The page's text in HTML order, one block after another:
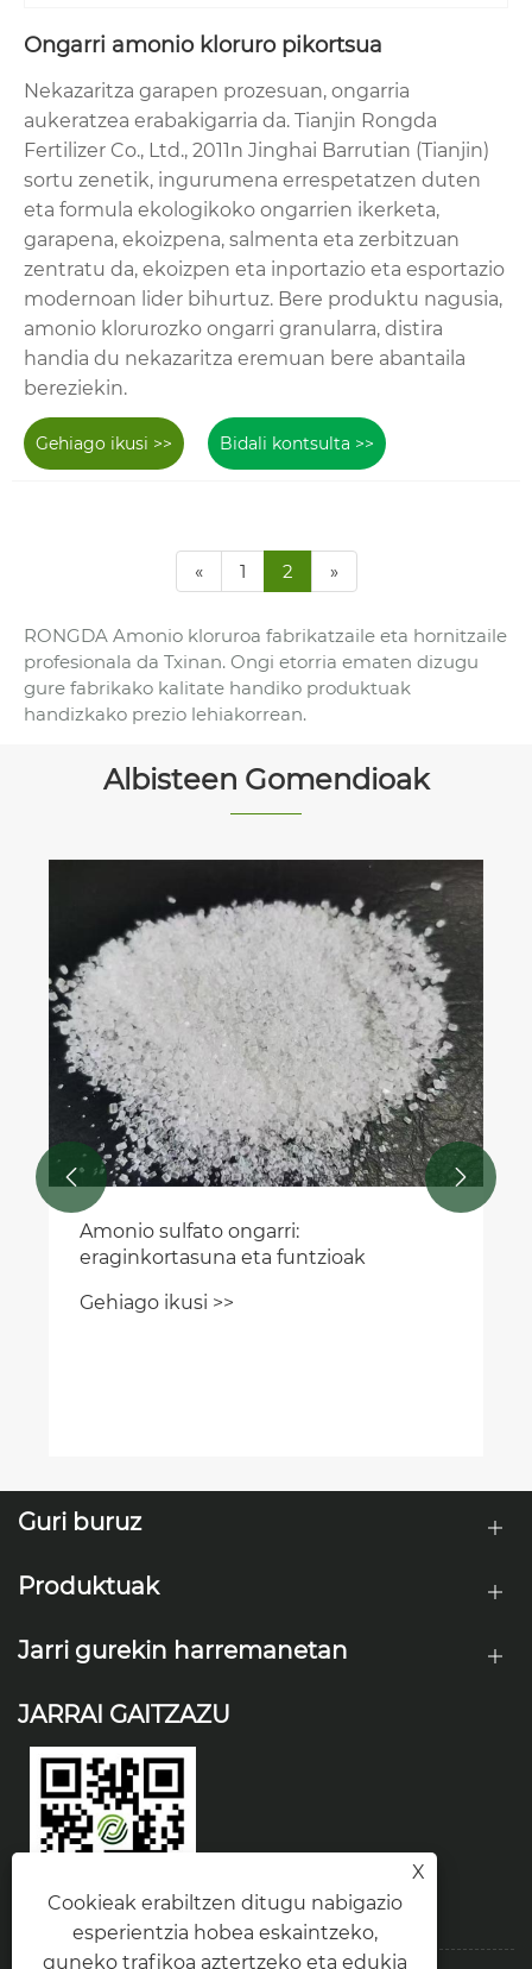
Ongarri amonio kloruro pikortsua
Nekazaritza garapen prozesuan, ongarria
aukeratzea erabakigarria da. Tianjin Rongda
Fertilizer Co., Ltd., 2011n Jinghai Barrutian (Tianjin)
sortu zenetik, ingurumena errespetatzen duten
eta formula ekologikoko ongarrien ikerketa,
garapena, ekoizpena, salmenta eta zerbitzuan
zentratu da, ekoizpen eta inportazio eta esportazio
modernoan lider bihurtuz. Bere produktu nagusia,
amonio klorurozko ongarri granularra, distira
handia du nekazaritza eremuan bere abantaila
bereziekin.
Gehiago ikusi >> Bidali kontsulta >>
« 1 2 »
RONGDA Amonio kloruroa fabrikatzaile eta hornitzaile
profesionala da Txinan. Ongi etorria ematen dizugu
gure fabrikako kalitate handiko produktuak
handizkako prezio lehiakorrean.
Albisteen Gomendioak
Amonio sulfato ongarri:
eraginkortasuna eta funtzioak
Gehiago ikusi >>
 
Guri buruz
Produktuak
Jarri gurekin harremanetan
JARRAI GAITZAZU
X
Cookieak erabiltzen ditugu nabigazio
esperientzia hobea eskaintzeko,
guneko trafikoa aztertzeko eta edukia